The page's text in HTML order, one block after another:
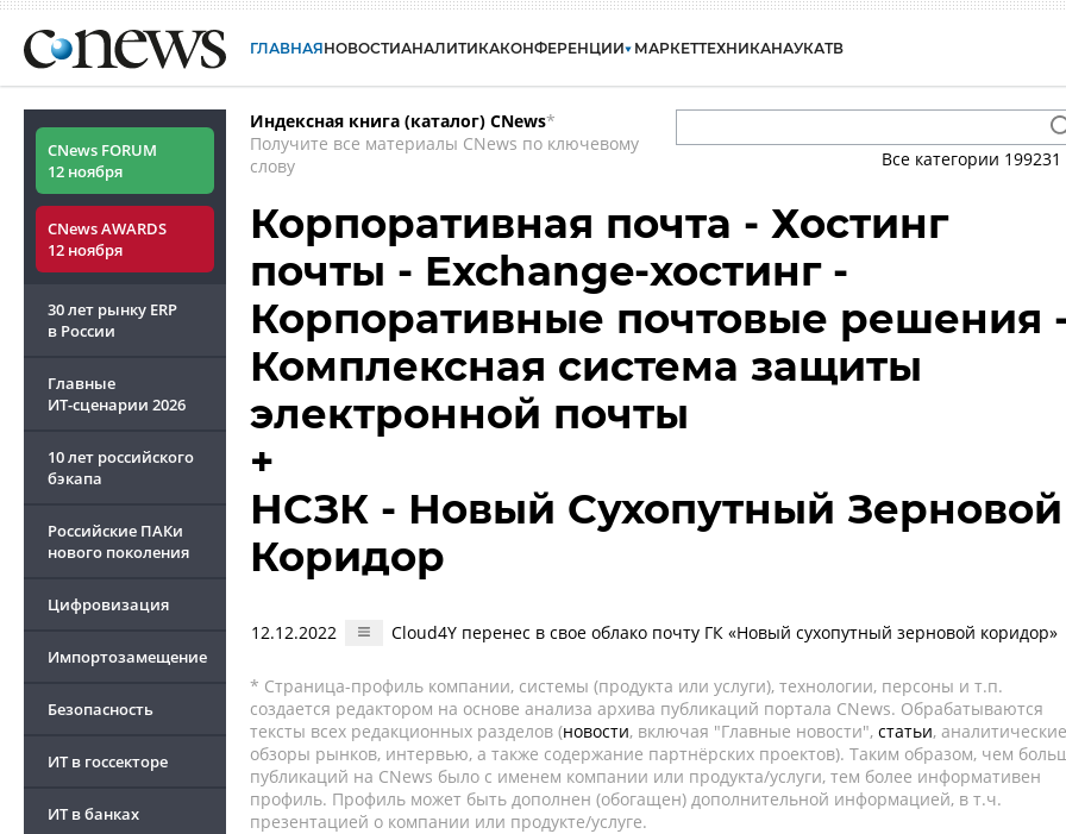
ГЛАВНАЯНОВОСТИАНАЛИТИКАКОНФЕРЕНЦИИ МАРКЕТТЕХНИКАНАУКАТВ
CNews FORUM
12 ноября
CNews AWARDS
12 ноября
30 лет рынку ERP
в России
Главные
ИТ-сценарии 2026
10 лет российского
бэкапа
Российские ПАКи
нового поколения
Цифровизация
Импортозамещение
Безопасность
ИТ в госсекторе
ИТ в банках
Индексная книга (каталог) CNews*
Получите все материалы CNews по ключевому
слову
Все категории 199231
Корпоративная почта - Хостинг
почты - Exchange-хостинг -
Корпоративные почтовые решения
Комплексная система защиты
электронной почты
+
НСЗК - Новый Сухопутный Зерновой
Коридор
12.12.2022 Cloud4Y перенес в свое облако почту ГК «Новый сухопутный зерновой коридор»
* Страница-профиль компании, системы (продукта или услуги), технологии, персоны и т.п.
создается редактором на основе анализа архива публикаций портала CNews. Обрабатываются
тексты всех редакционных разделов (новости, включая "Главные новости", статьи, аналитические
обзоры рынков, интервью, а также содержание партнёрских проектов). Таким образом, чем
публикаций на CNews было с именем компании или продукта/услуги, тем более информативен
профиль. Профиль может быть дополнен (обогащен) дополнительной информацией, в т.ч.
презентацией о компании или продукте/услуге.